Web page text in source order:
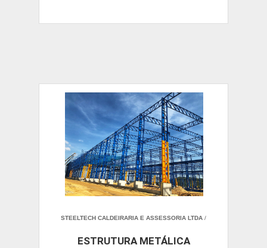
STEELTECH CALDEIRARIA E ASSESSORIA LTDA /
ESTRUTURA METÁLICA